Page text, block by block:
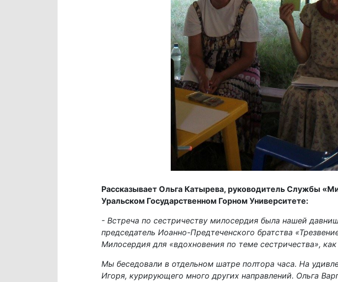
Рассказывает Ольга Катырева, руководитель Службы
Уральском Государственном Горном Университете:
- Встреча по сестричеству милосердия была нашей
председатель Иоанно-Предтеченского братства
Милосердия для «вдохновения по теме сестричества», как
Мы беседовали в отдельном шатре полтора часа. На
Игоря, курирующего много других направлений. Ольга